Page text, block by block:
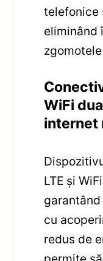
telefonice
eliminând
WiFi
internet
LTE și
cu
redus de